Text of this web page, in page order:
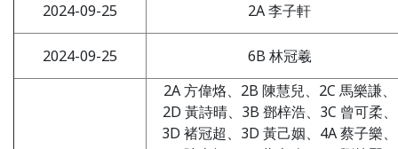
2024-09-25 2A 李子軒
2024-09-25 6B 林冠羲
2A 方偉烙、2B 陳慧兒、2C 馬樂謙、
2D 黃詩晴、3B 鄧梓浩、3C 曾可柔、
3D 褚冠超、3D 黃己姻、4A 蔡子樂、